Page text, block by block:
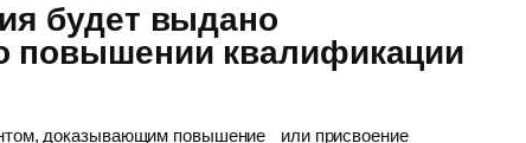
будет выдано
повышении квалификации
доказывающим повышение или присвоение